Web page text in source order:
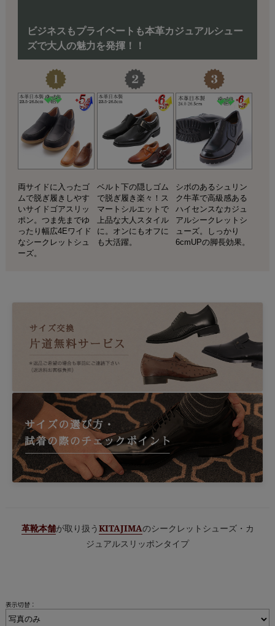
ビジネスもプライベートも本革カジュアルシュー
ズで大人の魅力を発揮！！
両サイドに入ったゴ
ムで脱ぎ履きしやす
いサイドゴアスリッ
ポン。つま先までゆ
ったり幅広4Eワイド
なシークレットシュ
ーズ。
ベルト下の隠しゴム
で脱ぎ履き楽々！ス
マートシルエットで
上品な大人スタイル
に。オンにもオフに
も大活躍。
シボのあるシュリン
ク牛革で高級感ある
ハイセンスなカジュ
アルシークレットシ
ューズ。しっかり
6cmUPの脚長効果。
革靴本舗が取り扱うKITAJIMAのシークレットシューズ・カ
ジュアルスリッポンタイプ
表示切替：